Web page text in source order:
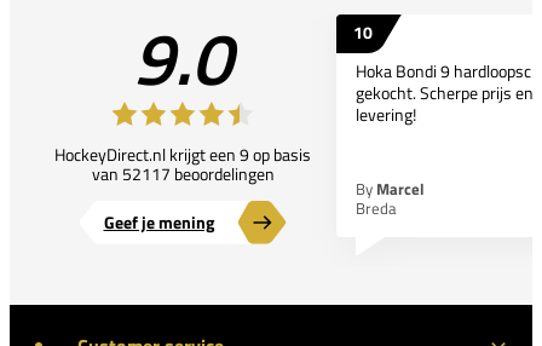
9.0
HockeyDirect.nl krijgt een 9 op basis
van 52117 beoordelingen
Geef je mening
10
Hoka Bondi 9
gekocht. Scherpe prijs en
levering!
By Marcel
Breda